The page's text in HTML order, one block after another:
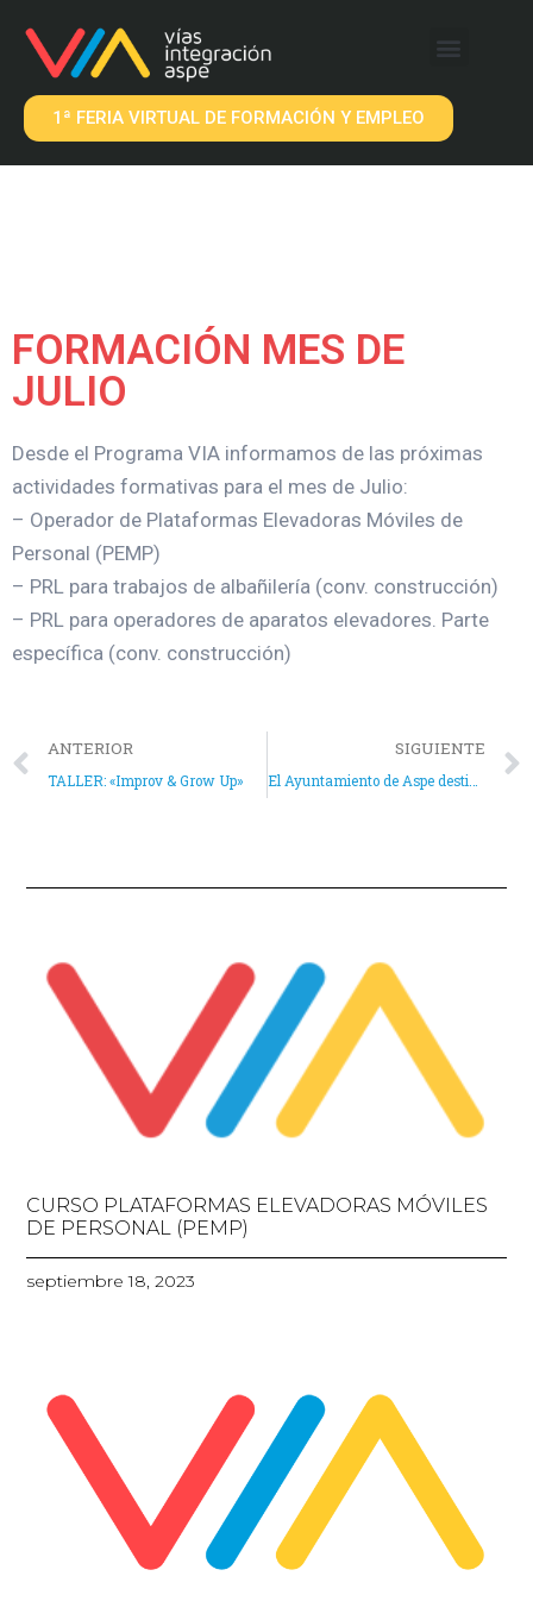
1ª FERIA VIRTUAL DE FORMACIÓN Y EMPLEO
FORMACIÓN MES DE
JULIO
Desde el Programa VIA informamos de las próximas
actividades formativas para el mes de Julio:
– Operador de Plataformas Elevadoras Móviles de
Personal (PEMP)
– PRL para trabajos de albañilería (conv. construcción)
– PRL para operadores de aparatos elevadores. Parte
específica (conv. construcción)
ANTERIOR
TALLER: «Improv & Grow Up»
SIGUIENTE
El Ayuntamiento de Aspe destina más de 25.000 euros en subvenciones a empresas locales para fomentar la contratación de desempleados
CURSO PLATAFORMAS ELEVADORAS MÓVILES
DE PERSONAL (PEMP)
septiembre 18, 2023